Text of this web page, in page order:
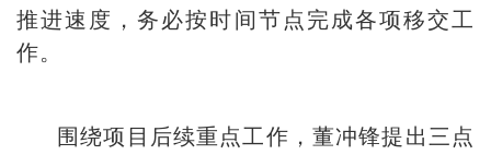
推进速度，务必按时间节点完成各项移交工
作。
围绕项目后续重点工作，董冲锋提出三点